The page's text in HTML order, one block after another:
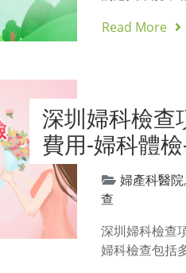
Read More
深圳婦科檢查
費用-婦科體
婦產科醫院
查
深圳婦科檢查
婦科檢查包